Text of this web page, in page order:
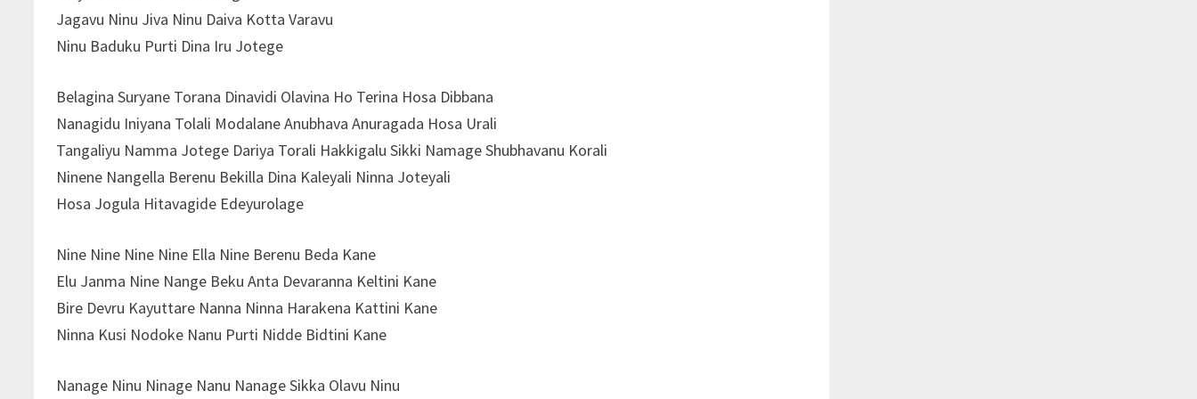
Jagavu Ninu Jiva Ninu Daiva Kotta Varavu
Ninu Baduku Purti Dina Iru Jotege
Belagina Suryane Torana Dinavidi Olavina Ho Terina Hosa Dibbana
Nanagidu Iniyana Tolali Modalane Anubhava Anuragada Hosa Urali
Tangaliyu Namma Jotege Dariya Torali Hakkigalu Sikki Namage Shubhavanu Korali
Ninene Nangella Berenu Bekilla Dina Kaleyali Ninna Joteyali
Hosa Jogula Hitavagide Edeyurolage
Nine Nine Nine Nine Ella Nine Berenu Beda Kane
Elu Janma Nine Nange Beku Anta Devaranna Keltini Kane
Bire Devru Kayuttare Nanna Ninna Harakena Kattini Kane
Ninna Kusi Nodoke Nanu Purti Nidde Bidtini Kane
Nanage Ninu Ninage Nanu Nanage Sikka Olavu Ninu